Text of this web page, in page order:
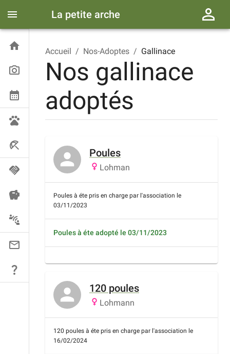
La petite arche
Accueil / Nos-Adoptes / Gallinace
Nos gallinace
adoptés
Poules
Lohman
Poules à éte pris en charge par l'association le
03/11/2023
Poules à éte adopté le 03/11/2023
120 poules
Lohmann
120 poules à éte pris en charge par l'association le
16/02/2024